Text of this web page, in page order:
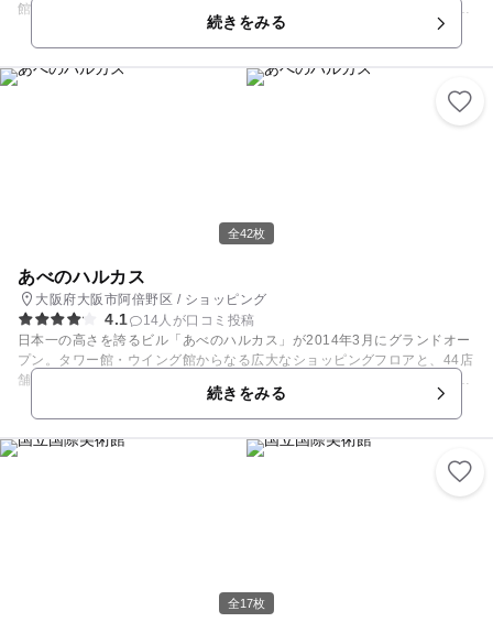
館、ホテル、クリニックまで様々なショップ等が入っています。レストラ
ンはカジュアルからフォーマルまでバラエティに富んでいるので晴れの日
のご馳走から普段使いのランチまでユースフルで利用できます。また、シ
ョッピングスポットもドラッグストア、フラワーショップ、ショールー
ム、ツーリスト、銀行からお土産にも最適なスーベニールショップまで
色々と揃っていて、ビジネスからプライベートまでオールラウンドで楽し
続きをみる
全42枚
あべのハルカス
大阪府大阪市阿倍野区 / ショッピング
4.1
14人が口コミ投稿
日本一の高さを誇るビル「あべのハルカス」が2014年3月にグランドオー
プン。タワー館・ウイング館からなる広大なショッピングフロアと、44店
舗もの飲食店が並ぶレストラン街を有し、その他にはホテル、オフィス、
美術館の集う複合ビルです。もちろん、キッズ・ベビーフロアも充実。 地
上300mにある展望台は、58階、59階、60階の三層構造の全面ガラス張り
になっており、空中を散歩しているような感覚を味わえます。
続きをみる
全17枚